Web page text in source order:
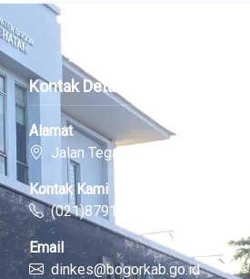
Kontak Detail
Alamat
Jalan Tegar Beriman, Cibinong
Kontak Kami
(021)87912518
Email
dinkes@bogorkab.go.id